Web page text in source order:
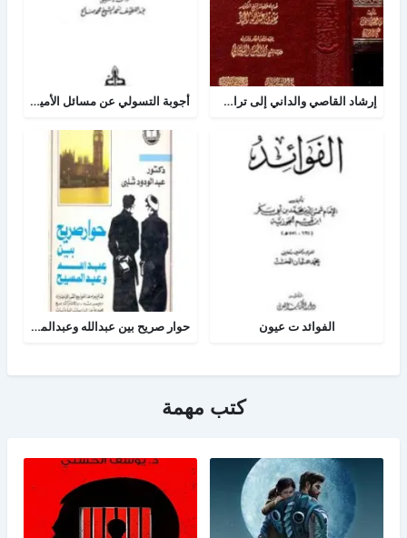
إرشاد القاصي والداني إلى تراجم شيوخ الطبراني أجوبة التسولي عن مسائل الأمير عبد القادر في الجهاد
الفوائد ت عيون حوار صريح بين عبدالله وعبدالمسيح
كتب مهمة